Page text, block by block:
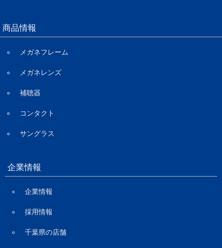
商品情報
メガネフレーム
メガネレンズ
補聴器
コンタクト
サングラス
企業情報
企業情報
採用情報
千葉県の店舗